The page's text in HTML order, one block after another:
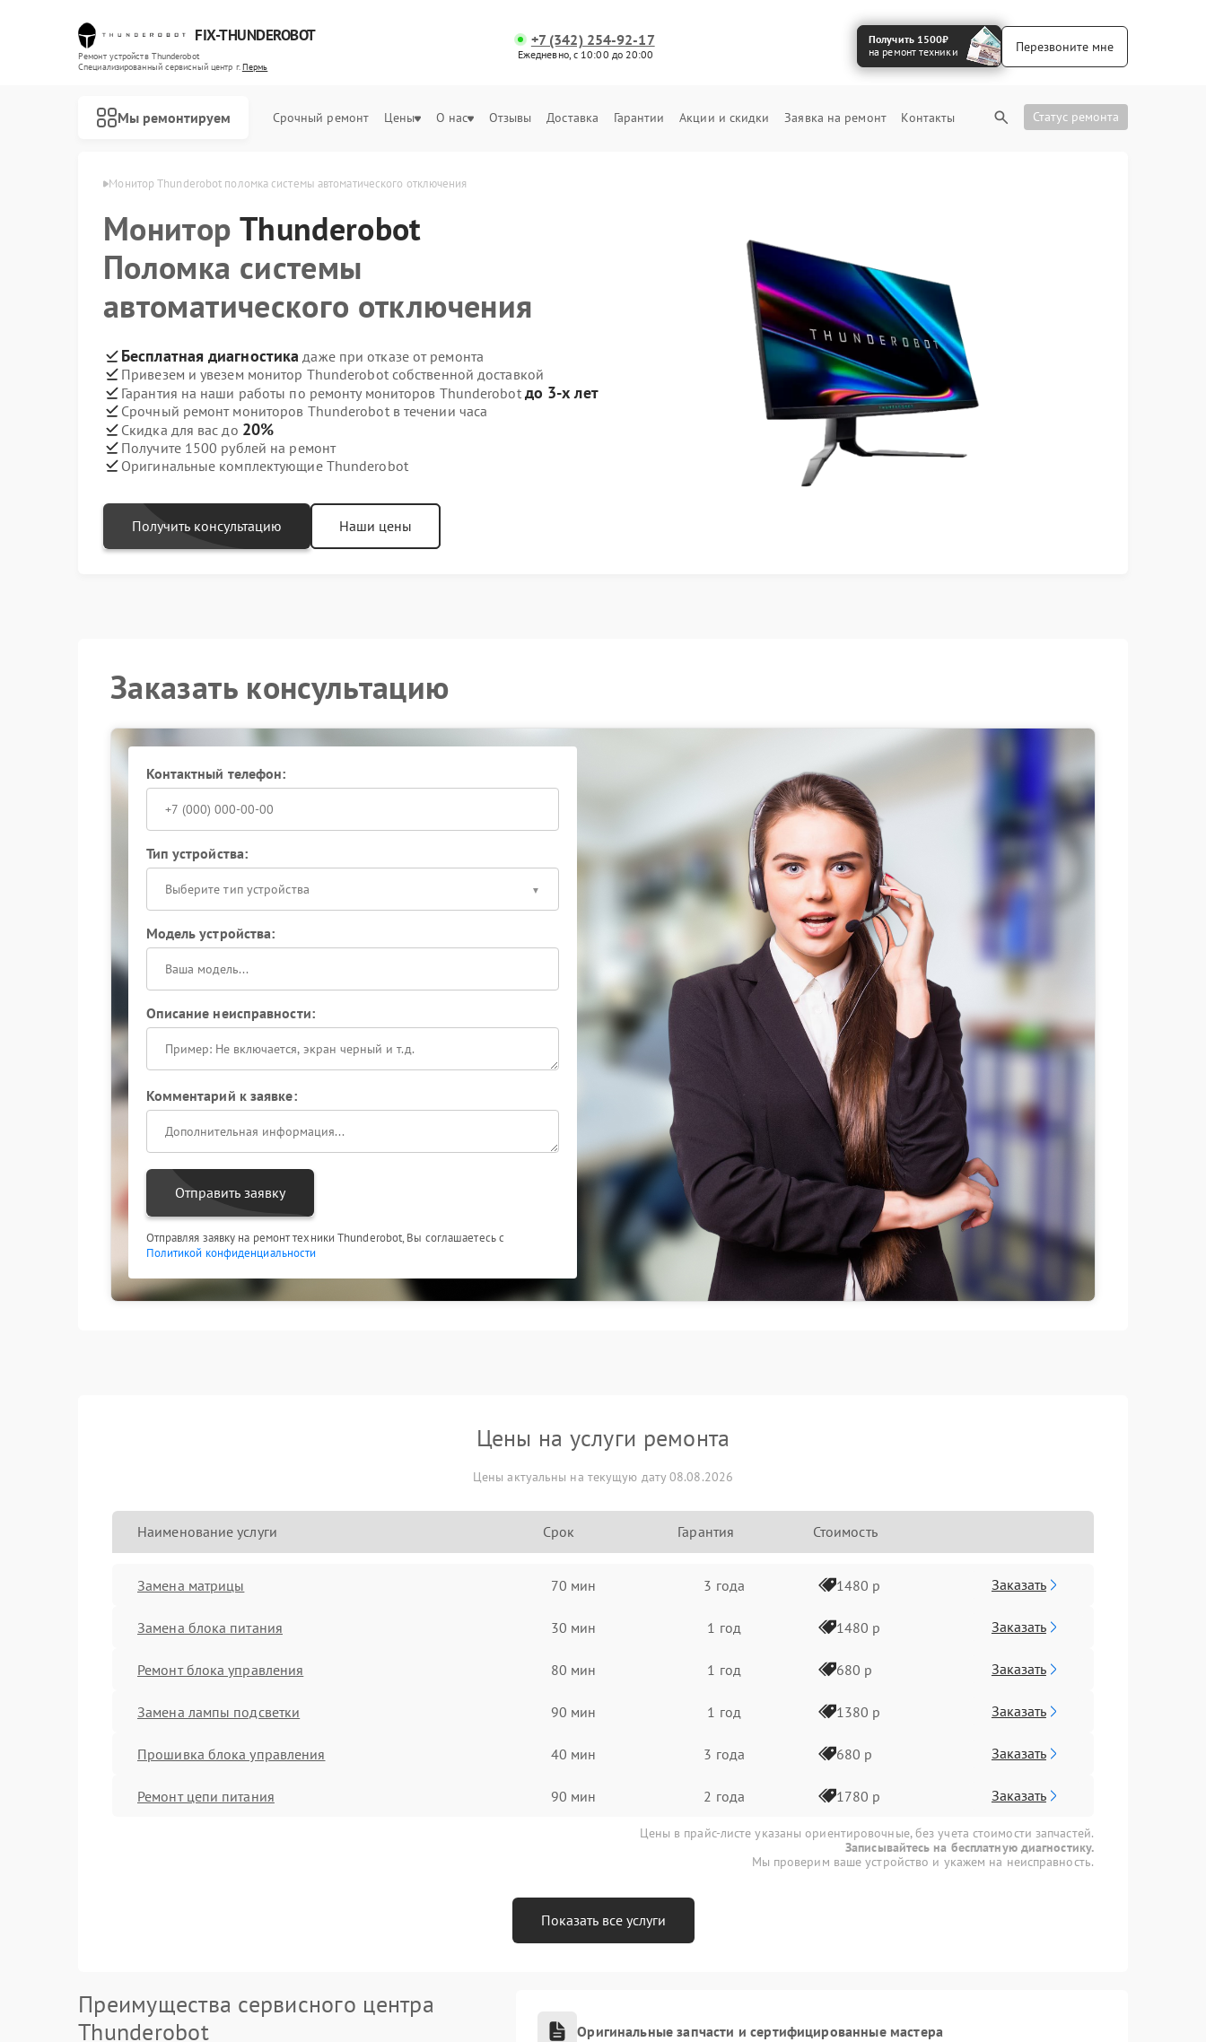
FIX-THUNDEROBOT
Ремонт устройств Thunderobot
Специализированный cервисный центр г.Пермь
+7 (342) 254-92-17
Ежедневно, с 10:00 до 20:00
Получить 1500₽
на ремонт техники
Перезвоните мне
Мы ремонтируем Срочный ремонт Цены О нас Отзывы Доставка Гарантии Акции и скидки Заявка на ремонт Контакты Статус ремонта
в Перми Монитор Thunderobot поломка системы автоматического отключения
Монитор Thunderobot
Поломка системы
автоматического отключения
Бесплатная диагностика даже при отказе от ремонта
Привезем и увезем монитор Thunderobot собственной доставкой
Гарантия на наши работы по ремонту мониторов Thunderobot до 3-х лет
Срочный ремонт мониторов Thunderobot в течении часа
Скидка для вас до 20%
Получите 1500 рублей на ремонт
Оригинальные комплектующие Thunderobot
Получить консультацию Наши цены
Заказать консультацию
Контактный телефон:
Тип устройства:
Выберите тип устройства
Модель устройства:
Описание неисправности:
Комментарий к заявке:
Отправить заявку
Отправляя заявку на ремонт техники Thunderobot, Вы соглашаетесь с
Политикой конфиденциальности
Цены на услуги ремонта
Цены актуальны на текущую дату 08.08.2026
Наименование услуги Срок Гарантия Стоимость
Замена матрицы 70 мин 3 года 1480 р Заказать
Замена блока питания 30 мин 1 год 1480 р Заказать
Ремонт блока управления 80 мин 1 год 680 р Заказать
Замена лампы подсветки 90 мин 1 год 1380 р Заказать
Прошивка блока управления 40 мин 3 года 680 р Заказать
Ремонт цепи питания 90 мин 2 года 1780 р Заказать
Цены в прайс-листе указаны ориентировочные, без учета стоимости запчастей.
Записывайтесь на бесплатную диагностику.
Мы проверим ваше устройство и укажем на неисправность.
Показать все услуги
Преимущества сервисного центра
Thunderobot
Оригинальные запчасти и сертифицированные мастера